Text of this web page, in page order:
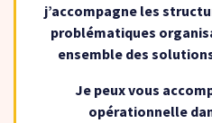
j’accompagne les
problématiques
ensemble des
Je peux vous
opérationnelle